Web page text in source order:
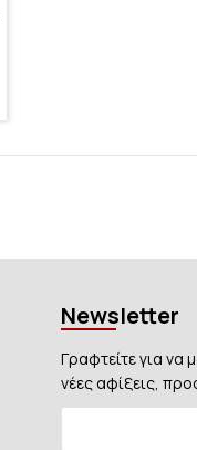
Newsletter
Γραφτείτε για να
νέες αφίξεις,